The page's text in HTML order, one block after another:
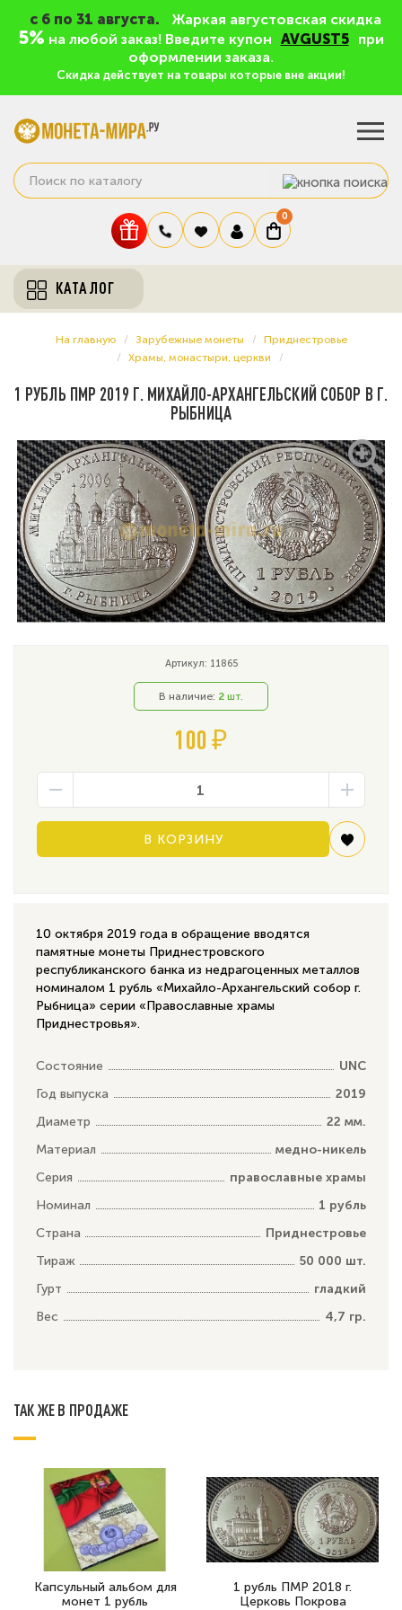
c 6 по 31 августа. Жаркая августовская скидка
5% на любой заказ! Введите купон AVGUST5
при
оформлении заказа.
Скидка действует на товары которые вне акции!
0
КАТАЛОГ
На главную Зарубежные монеты
Приднестровье
Храмы, монастыри, церкви
1 РУБЛЬ ПМР 2019 Г. МИХАЙЛО-АРХАНГЕЛЬСКИЙ СОБОР В Г.
РЫБНИЦА
Артикул: 11865
В наличие: 2 шт.
100 ₽
В КОРЗИНУ
10 октября 2019 года в обращение вводятся
памятные монеты Приднестровского
республиканского банка из недрагоценных металлов
номиналом 1 рубль «Михайло-Архангельский собор г.
Рыбница» серии «Православные храмы
Приднестровья».
Состояние
UNC
Год выпуска
2019
Диаметр
22 мм.
Материал
медно-никель
Серия
православные храмы
Номинал
1 рубль
Страна
Приднестровье
Тираж
50 000 шт.
Гурт
гладкий
Вес
4,7 гр.
ТАК ЖЕ В ПРОДАЖЕ
Капсульный альбом для
монет 1 рубль
1 рубль ПМР 2018 г.
Церковь Покрова